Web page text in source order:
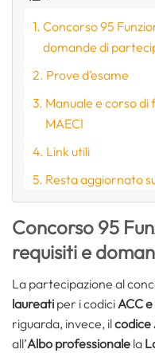
Concorso 95
domande di
Prove d’esame
Manuale e corso
MAECI
Link utili
Resta aggiornato
Concorso 95
requisiti e
La partecipazione al
laureati per i codiciACC e
riguarda, invece, ilcodice
all’Albo professionale la